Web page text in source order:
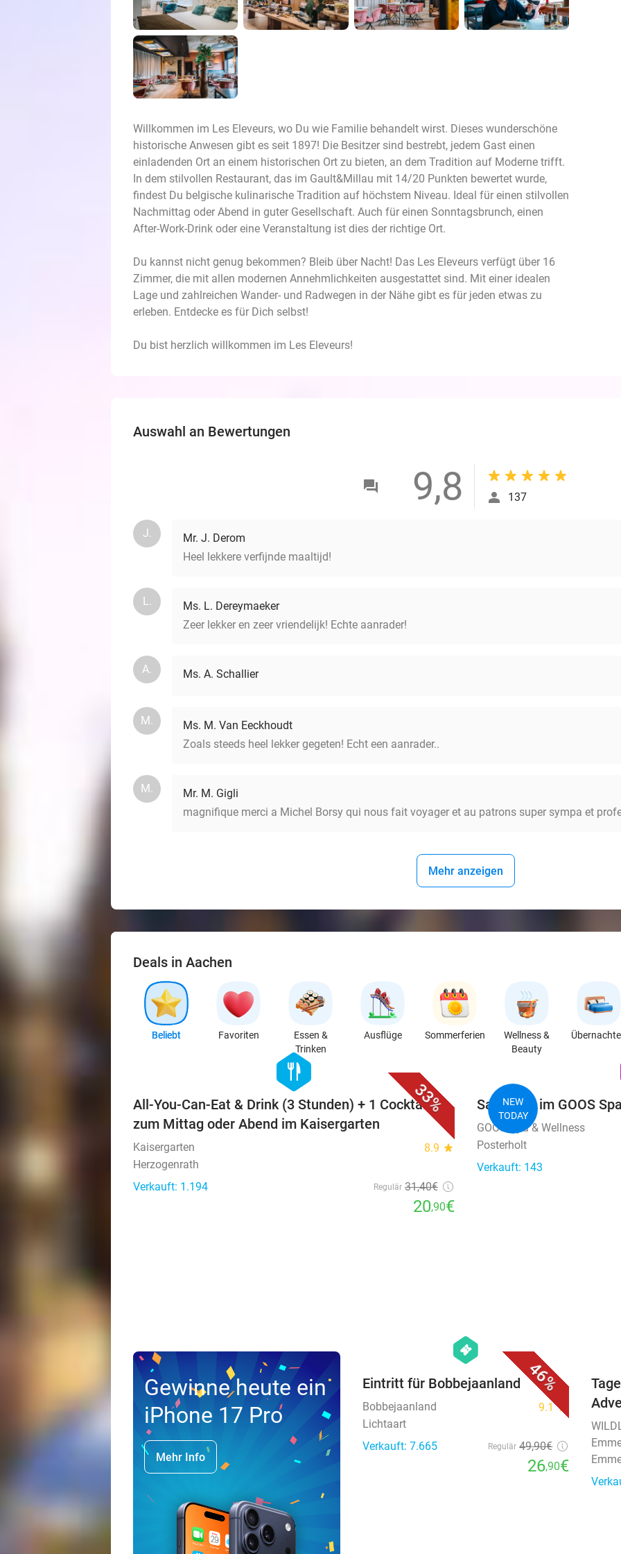
Willkommen im Les Eleveurs, wo Du wie Familie behandelt wirst. Dieses wunderschöne
historische Anwesen gibt es seit 1897! Die Besitzer sind bestrebt, jedem Gast einen
einladenden Ort an einem historischen Ort zu bieten, an dem Tradition auf Moderne trifft.
In dem stilvollen Restaurant, das im Gault&Millau mit 14/20 Punkten bewertet wurde,
findest Du belgische kulinarische Tradition auf höchstem Niveau. Ideal für einen stilvollen
Nachmittag oder Abend in guter Gesellschaft. Auch für einen Sonntagsbrunch, einen
After-Work-Drink oder eine Veranstaltung ist dies der richtige Ort.
Du kannst nicht genug bekommen? Bleib über Nacht! Das Les Eleveurs verfügt über 16
Zimmer, die mit allen modernen Annehmlichkeiten ausgestattet sind. Mit einer idealen
Lage und zahlreichen Wander- und Radwegen in der Nähe gibt es für jeden etwas zu
erleben. Entdecke es für Dich selbst!
Du bist herzlich willkommen im Les Eleveurs!
Auswahl an Bewertungen
9,8 137
J.
Mr. J. Derom
Heel lekkere verfijnde maaltijd!
L.
Ms. L. Dereymaeker
Zeer lekker en zeer vriendelijk! Echte aanrader!
A. Ms. A. Schallier
M.
Ms. M. Van Eeckhoudt
Zoals steeds heel lekker gegeten! Echt een aanrader..
M.
Mr. M. Gigli
magnifique merci a Michel Borsy qui nous fait voyager et au patrons super sympa et
Mehr anzeigen
Deals in Aachen
Beliebt Favoriten
Essen &
Trinken
Ausflüge Sommerferien
Wellness &
Beauty
33%
hexagon
food
All-You-Can-Eat & Drink (3 Stunden) + 1 Cocktail
zum Mittag oder Abend im Kaisergarten
Kaisergarten 8.9 star
Herzogenrath
Verkauft: 1.194
Regulär 31,40€
20,90€
NEW
TODAY
Saunatag im GOOS
GOOS Spa & Wellness
Posterholt
Verkauft: 143
Gewinne heute ein
iPhone 17 Pro
Mehr Info
46%
hexagon
events
Eintritt für Bobbejaanland
Bobbejaanland 9.1star
Lichtaart
Verkauft: 7.665
Regulär 49,90€
26,90€